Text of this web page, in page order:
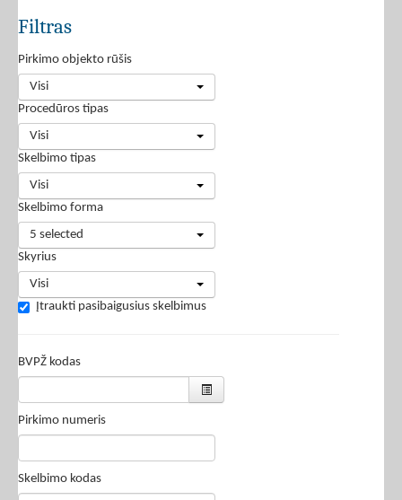
Filtras
Pirkimo objekto rūšis
Visi
Procedūros tipas
Visi
Skelbimo tipas
Visi
Skelbimo forma
5 selected
Skyrius
Visi
Įtraukti pasibaigusius skelbimus
BVPŽ kodas
Pirkimo numeris
Skelbimo kodas